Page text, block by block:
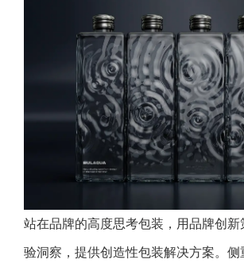
站在品牌的高度思考包装，用品牌创
验洞察，提供创造性包装解决方案。